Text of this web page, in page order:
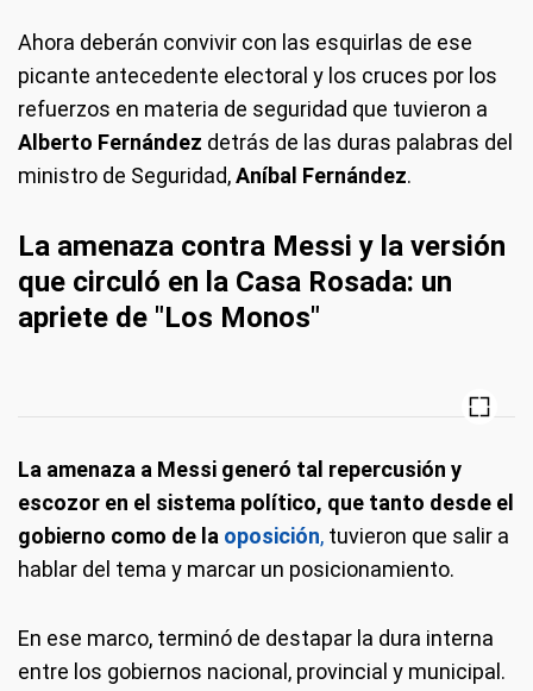
Ahora deberán convivir con las esquirlas de ese
picante antecedente electoral y los cruces por los
refuerzos en materia de seguridad que tuvieron a
Alberto Fernández detrás de las duras palabras del
ministro de Seguridad,Aníbal Fernández.
La amenaza contra Messi y la versión
que circuló en la Casa Rosada: un
apriete de "Los Monos"
La amenaza a Messi generó tal repercusión y
escozor en el sistema político, que tanto desde el
gobierno como de la oposición, tuvieron que salir a
hablar del tema y marcar un posicionamiento.
En ese marco, terminó de destapar la dura interna
entre los gobiernos nacional, provincial y municipal.